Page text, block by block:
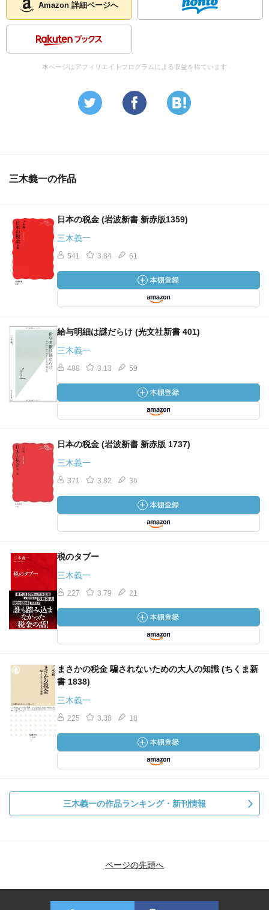
Amazon 詳細ページへ
本ページはアフィリエイトプログラムによる収益を得ています
三木義一の作品
日本の税金 (岩波新書 新赤版1359)
三木義一
541 3.84 61
給与明細は謎だらけ (光文社新書 401)
三木義一
488 3.13 59
日本の税金 (岩波新書 新赤版 1737)
三木義一
371 3.82 36
税のタブー
三木義一
227 3.79 21
まさかの税金 騙されないための大人の知識 (ちくま新
書 1838)
三木義一
225 3.38 18
三木義一の作品ランキング・新刊情報
ページの先頭へ